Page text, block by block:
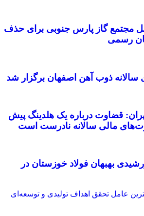
مجتمع گاز پارس جنوبی برای حذف
رسمی
ذوب آهن اصفهان برگزار شد
قضاوت درباره یک هلدینگ پیش
مالی سالانه نادرست است
بهبهان فولاد خوزستان در